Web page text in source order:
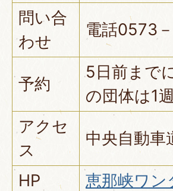
問い合
わせ
電話0573
予約
5日前まで
の団体は1
アクセ
ス
中央自動車
HP 恵那峡ワン